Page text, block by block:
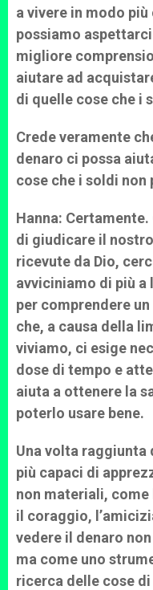
a vivere in modo
possiamo
migliore
aiutare ad
di quelle cose che i
Crede veramente
denaro ci possa
cose che i soldi non
Hanna:
di giudicare il
ricevute da Dio,
avviciniamo di più a
per comprendere
che, a causa della
viviamo, ci esige
dose di tempo e
aiuta a ottenere la
poterlo usare bene.
Una volta raggiunta
più capaci di
non materiali, come
il coraggio,
vedere il denaro
ma come uno
ricerca delle cose di